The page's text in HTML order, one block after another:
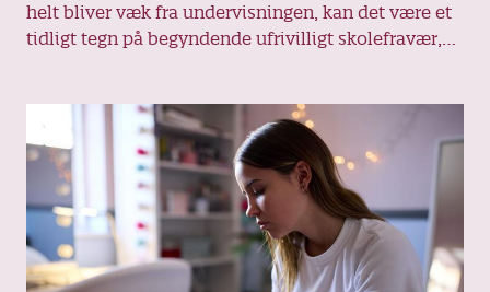
helt bliver væk fra undervisningen, kan det være et
tidligt tegn på begyndende ufrivilligt skolefravær,